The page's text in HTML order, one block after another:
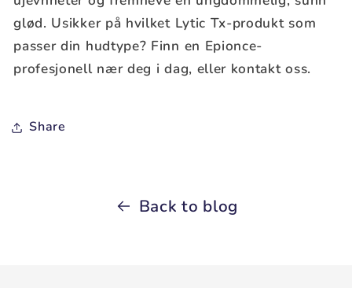
glød. Usikker på hvilket Lytic Tx-produkt som
passer din hudtype? Finn en Epionce-
profesjonell nær deg i dag, eller kontakt oss.
Share
Back to blog